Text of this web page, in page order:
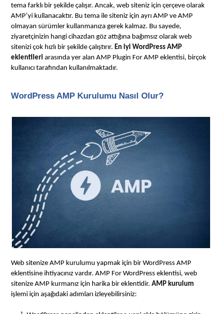
tema farklı bir şekilde çalışır. Ancak, web siteniz için çerçeve olarak
AMP’yi kullanacaktır. Bu tema ile siteniz için ayrı AMP ve AMP
olmayan sürümler kullanmanıza gerek kalmaz. Bu sayede,
ziyaretçinizin hangi cihazdan göz attığına bağımsız olarak web
sitenizi çok hızlı bir şekilde çalıştırır. En iyi WordPress AMP
eklentileriarasında yer alan AMP Plugin For AMP eklentisi, birçok
kullanıcı tarafından kullanılmaktadır.
WordPress AMP Kurulumu Nasıl Olur?
Web sitenize AMP kurulumu yapmak için bir WordPress AMP
eklentisine ihtiyacınız vardır. AMP For WordPress eklentisi, web
sitenize AMP kurmanız için harika bir eklentidir.AMP kurulum
işlemi için aşağıdaki adımları izleyebilirsiniz: